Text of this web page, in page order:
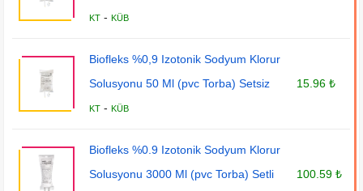
KT -KÜB
Biofleks %0,9 Izotonik Sodyum Klorur
Solusyonu 50 Ml (pvc Torba) Setsiz
KT -KÜB
15.96 ₺
Biofleks %0.9 Izotonik Sodyum Klorur
Solusyonu 3000 Ml (pvc Torba) Setli
100.59 ₺